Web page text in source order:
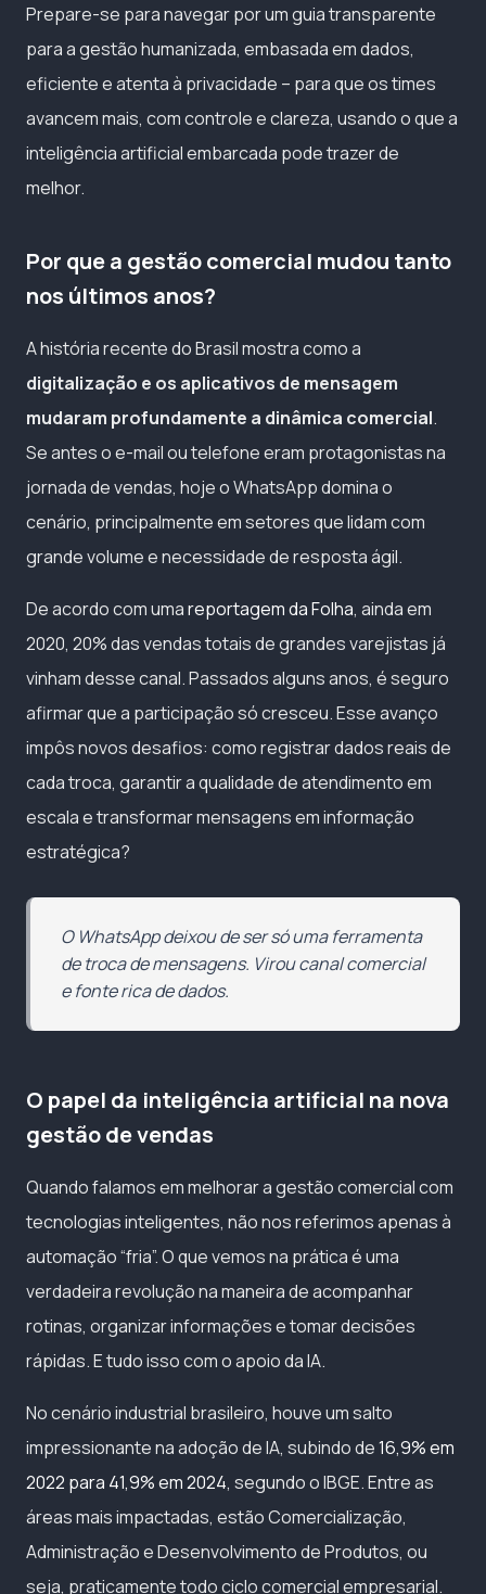
Prepare-se para navegar por um guia transparente
para a gestão humanizada, embasada em dados,
eficiente e atenta à privacidade – para que os times
avancem mais, com controle e clareza, usando o que a
inteligência artificial embarcada pode trazer de
melhor.
Por que a gestão comercial mudou tanto
nos últimos anos?
A história recente do Brasil mostra como a
digitalização e os aplicativos de mensagem
mudaram profundamente a dinâmica comercial.
Se antes o e-mail ou telefone eram protagonistas na
jornada de vendas, hoje o WhatsApp domina o
cenário, principalmente em setores que lidam com
grande volume e necessidade de resposta ágil.
De acordo com umareportagem da Folha, ainda em
2020, 20% das vendas totais de grandes varejistas já
vinham desse canal. Passados alguns anos, é seguro
afirmar que a participação só cresceu. Esse avanço
impôs novos desafios: como registrar dados reais de
cada troca, garantir a qualidade de atendimento em
escala e transformar mensagens em informação
estratégica?
O WhatsApp deixou de ser só uma ferramenta
de troca de mensagens. Virou canal comercial
e fonte rica de dados.
O papel da inteligência artificial na nova
gestão de vendas
Quando falamos em melhorar a gestão comercial com
tecnologias inteligentes, não nos referimos apenas à
automação “fria”. O que vemos na prática é uma
verdadeira revolução na maneira de acompanhar
rotinas, organizar informações e tomar decisões
rápidas. E tudo isso com o apoio da IA.
No cenário industrial brasileiro, houve um salto
impressionante na adoção de IA, subindo de16,9% em
2022 para 41,9% em 2024, segundo o IBGE. Entre as
áreas mais impactadas, estão Comercialização,
Administração e Desenvolvimento de Produtos, ou
seja, praticamente todo ciclo comercial empresarial.